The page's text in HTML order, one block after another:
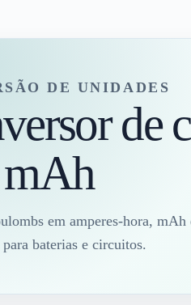
DE UNIDADES
de
em amperes-hora,
para baterias e circuitos.